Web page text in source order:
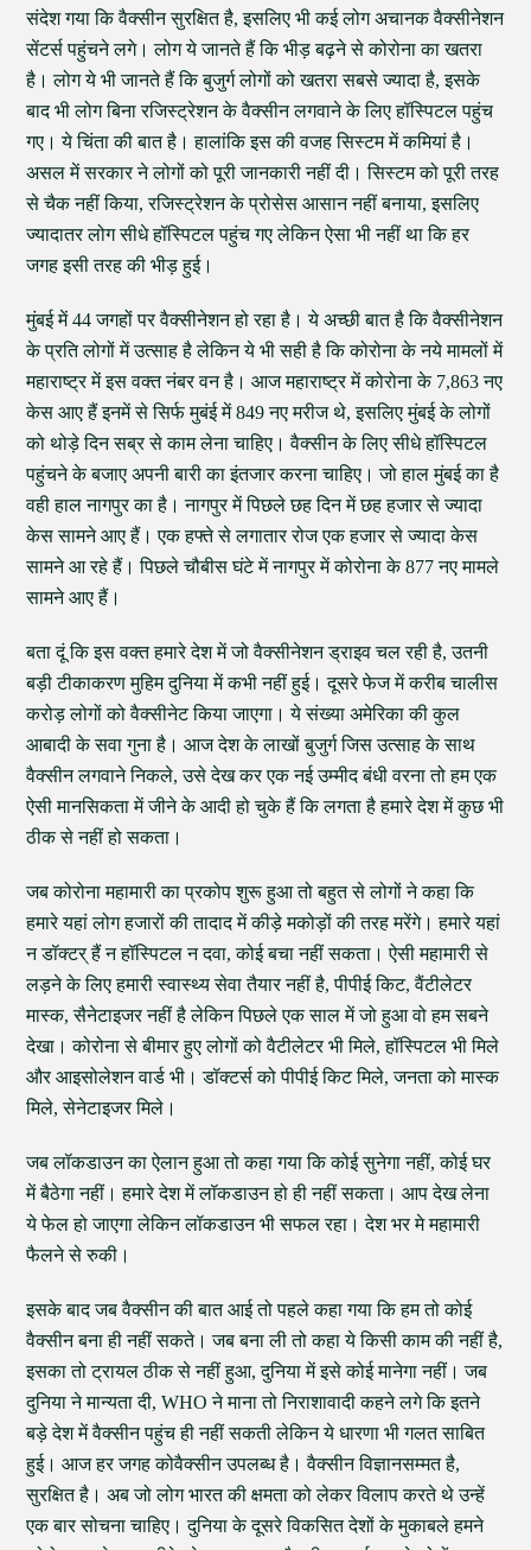
संदेश गया कि वैक्सीन सुरक्षित है, इसलिए भी कई लोग अचानक वैक्सीनेशन
सेंटर्स पहुंचने लगे। लोग ये जानते हैं कि भीड़ बढ़ने से कोरोना का खतरा
है। लोग ये भी जानते हैं कि बुजुर्ग लोगों को खतरा सबसे ज्यादा है, इसके
बाद भी लोग बिना रजिस्ट्रेशन के वैक्सीन लगवाने के लिए हॉस्पिटल पहुंच
गए। ये चिंता की बात है। हालांकि इस की वजह सिस्टम में कमियां है।
असल में सरकार ने लोगों को पूरी जानकारी नहीं दी। सिस्टम को पूरी तरह
से चैक नहीं किया, रजिस्ट्रेशन के प्रोसेस आसान नहीं बनाया, इसलिए
ज्यादातर लोग सीधे हॉस्पिटल पहुंच गए लेकिन ऐसा भी नहीं था कि हर
जगह इसी तरह की भीड़ हुई।
मुंबई में 44 जगहों पर वैक्सीनेशन हो रहा है। ये अच्छी बात है कि वैक्सीनेशन
के प्रति लोगों में उत्साह है लेकिन ये भी सही है कि कोरोना के नये मामलों में
महाराष्ट्र में इस वक्त नंबर वन है। आज महाराष्ट्र में कोरोना के 7,863 नए
केस आए हैं इनमें से सिर्फ मुबंई में 849 नए मरीज थे, इसलिए मुंबई के लोगों
को थोड़े दिन सब्र से काम लेना चाहिए। वैक्सीन के लिए सीधे हॉस्पिटल
पहुंचने के बजाए अपनी बारी का इंतजार करना चाहिए। जो हाल मुंबई का है
वही हाल नागपुर का है। नागपुर में पिछले छह दिन में छह हजार से ज्यादा
केस सामने आए हैं। एक हफ्ते से लगातार रोज एक हजार से ज्यादा केस
सामने आ रहे हैं। पिछले चौबीस घंटे में नागपुर में कोरोना के 877 नए मामले
सामने आए हैं।
बता दूं कि इस वक्त हमारे देश में जो वैक्सीनेशन ड्राइव चल रही है, उतनी
बड़ी टीकाकरण मुहिम दुनिया में कभी नहीं हुई। दूसरे फेज में करीब चालीस
करोड़ लोगों को वैक्सीनेट किया जाएगा। ये संख्या अमेरिका की कुल
आबादी के सवा गुना है। आज देश के लाखों बुजुर्ग जिस उत्साह के साथ
वैक्सीन लगवाने निकले, उसे देख कर एक नई उम्मीद बंधी वरना तो हम एक
ऐसी मानसिकता में जीने के आदी हो चुके हैं कि लगता है हमारे देश में कुछ भी
ठीक से नहीं हो सकता।
जब कोरोना महामारी का प्रकोप शुरू हुआ तो बहुत से लोगों ने कहा कि
हमारे यहां लोग हजारों की तादाद में कीड़े मकोड़ों की तरह मरेंगे। हमारे यहां
न डॉक्टर् हैं न हॉस्पिटल न दवा, कोई बचा नहीं सकता। ऐसी महामारी से
लड़ने के लिए हमारी स्वास्थ्य सेवा तैयार नहीं है, पीपीई किट, वैंटीलेटर
मास्क, सैनेटाइजर नहीं है लेकिन पिछले एक साल में जो हुआ वो हम सबने
देखा। कोरोना से बीमार हुए लोगों को वैटीलेटर भी मिले, हॉस्पिटल भी मिले
और आइसोलेशन वार्ड भी। डॉक्टर्स को पीपीई किट मिले, जनता को मास्क
मिले, सेनेटाइजर मिले।
जब लॉकडाउन का ऐलान हुआ तो कहा गया कि कोई सुनेगा नहीं, कोई घर
में बैठेगा नहीं। हमारे देश में लॉकडाउन हो ही नहीं सकता। आप देख लेना
ये फेल हो जाएगा लेकिन लॉकडाउन भी सफल रहा। देश भर मे महामारी
फैलने से रुकी।
इसके बाद जब वैक्सीन की बात आई तो पहले कहा गया कि हम तो कोई
वैक्सीन बना ही नहीं सकते। जब बना ली तो कहा ये किसी काम की नहीं है,
इसका तो ट्रायल ठीक से नहीं हुआ, दुनिया में इसे कोई मानेगा नहीं। जब
दुनिया ने मान्यता दी, WHO ने माना तो निराशावादी कहने लगे कि इतने
बड़े देश में वैक्सीन पहुंच ही नहीं सकती लेकिन ये धारणा भी गलत साबित
हुई। आज हर जगह कोवैक्सीन उपलब्ध है। वैक्सीन विज्ञानसम्मत है,
सुरक्षित है। अब जो लोग भारत की क्षमता को लेकर विलाप करते थे उन्हें
एक बार सोचना चाहिए। दुनिया के दूसरे विकसित देशों के मुकाबले हमने